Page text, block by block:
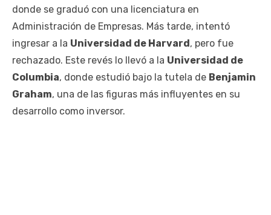
donde se graduó con una licenciatura en
Administración de Empresas. Más tarde, intentó
ingresar a la Universidad de Harvard , pero fue
rechazado. Este revés lo llevó a la Universidad de
Columbia, donde estudió bajo la tutela de Benjamin
Graham, una de las figuras más influyentes en su
desarrollo como inversor.